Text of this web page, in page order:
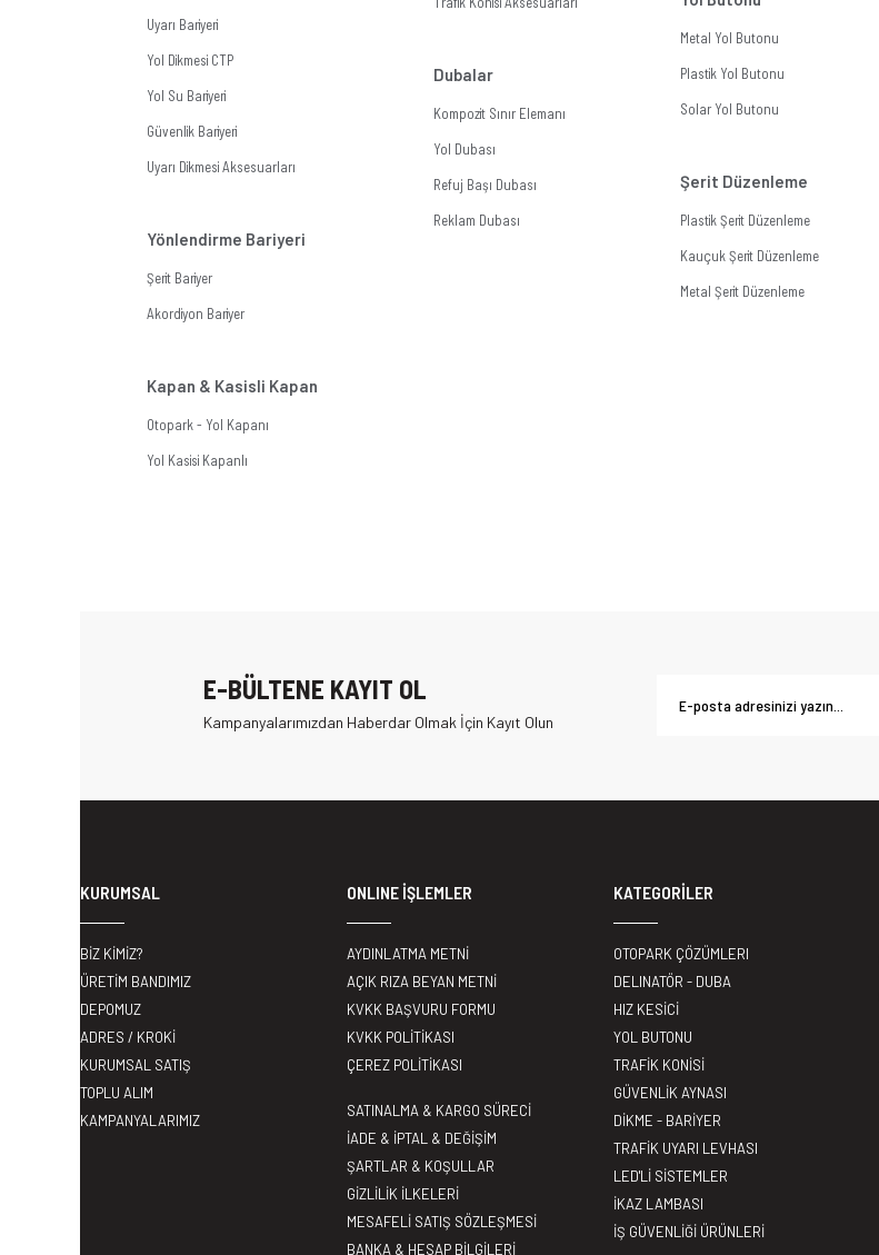
Uyarı Bariyeri
Yol Dikmesi CTP
Yol Su Bariyeri
Güvenlik Bariyeri
Uyarı Dikmesi Aksesuarları
Yönlendirme Bariyeri
Şerit Bariyer
Akordiyon Bariyer
Kapan & Kasisli Kapan
Otopark - Yol Kapanı
Yol Kasisi Kapanlı
Dubalar
Kompozit Sınır Elemanı
Yol Dubası
Refuj Başı Dubası
Reklam Dubası
Metal Yol Butonu
Plastik Yol Butonu
Solar Yol Butonu
Şerit Düzenleme
Plastik Şerit Düzenleme
Kauçuk Şerit Düzenleme
Metal Şerit Düzenleme
E-BÜLTENE KAYIT OL
Kampanyalarımızdan Haberdar Olmak İçin Kayıt Olun
KURUMSAL
BİZ KİMİZ?
ÜRETİM BANDIMIZ
DEPOMUZ
ADRES / KROKİ
KURUMSAL SATIŞ
TOPLU ALIM
KAMPANYALARIMIZ
ONLINE İŞLEMLER
AYDINLATMA METNİ
AÇIK RIZA BEYAN METNİ
KVKK BAŞVURU FORMU
KVKK POLİTİKASI
ÇEREZ POLİTİKASI
SATINALMA & KARGO SÜRECİ
İADE & İPTAL & DEĞİŞİM
ŞARTLAR & KOŞULLAR
GİZLİLİK İLKELERİ
MESAFELİ SATIŞ SÖZLEŞMESİ
BANKA & HESAP BİLGİLERİ
KATEGORİLER
OTOPARK ÇÖZÜMLERI
DELINATÖR - DUBA
HIZ KESİCİ
YOL BUTONU
TRAFİK KONİSİ
GÜVENLİK AYNASI
DİKME - BARİYER
TRAFİK UYARI LEVHASI
LED'Lİ SİSTEMLER
İKAZ LAMBASI
İŞ GÜVENLİĞİ ÜRÜNLERİ